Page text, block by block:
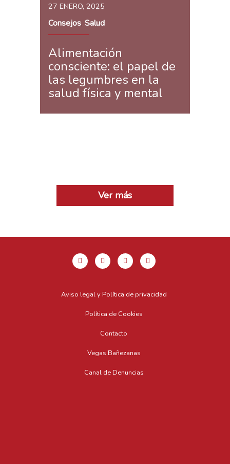
27 ENERO, 2025
Consejos,Salud
Alimentación
consciente: el papel de
las legumbres en la
salud física y mental
Ver más
Aviso legal y Política de privacidad
Política de Cookies
Contacto
Vegas Bañezanas
Canal de Denuncias